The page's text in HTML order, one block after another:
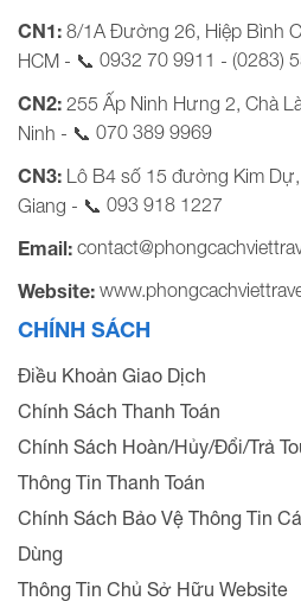
CN1: 8/1A Đường 26, Hiệp Bình
HCM - 📞 0932 70 9911 - (0283)
CN2: 255 Ấp Ninh Hưng 2, Chà
Ninh - 📞 070 389 9969
CN3: Lô B4 số 15 đường Kim Dự,
Giang - 📞 093 918 1227
Email:
Website:
CHÍNH SÁCH
Điều Khoản Giao Dịch
Chính Sách Thanh Toán
Chính Sách Hoàn/Hủy/Đổi/Trả
Thông Tin Thanh Toán
Chính Sách Bảo Vệ Thông Tin
Dùng
Thông Tin Chủ Sở Hữu Website